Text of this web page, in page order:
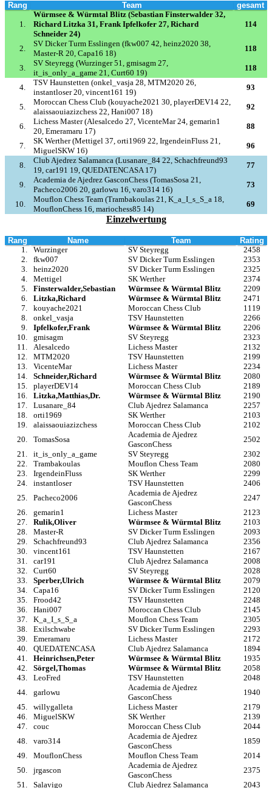
Rang Team gesamt
1.
Würmsee & Würmtal Blitz (Sebastian Finsterwalder 32,
Richard Litzka 31, Frank Ipfelkofer 27, Richard
Schneider 24)
114
2.
SV Dicker Turm Esslingen (fkw007 42, heinz2020 38,
Master-R 20, Capa16 18)
118
3.
SV Steyregg (Wurzinger 51, gmisagm 27,
it_is_only_a_game 21, Curt60 19)
118
4.
TSV Haunstetten (onkel_vasja 28, MTM2020 26,
instantloser 20, vincent161 19)
93
5.
Moroccan Chess Club (kouyache2021 30, playerDEV14 22,
alaissaouiazizchess 22, Hani007 18)
92
6.
Lichess Master (Alesalcedo 27, VicenteMar 24, gemarin1
20, Emeramaru 17)
88
7.
SK Werther (Mettigel 37, orti1969 22, IrgendeinFluss 21,
MiguelSKW 16)
96
8.
Club Ajedrez Salamanca (Lusanare_84 22, Schachfreund93
19, car191 19, QUEDATENCASA 17)
77
9.
Academia de Ajedrez GasconChess (TomasSosa 21,
Pacheco2006 20, garlowu 16, varo314 16)
73
10.
Mouflon Chess Team (Trambakoulas 21, K_a_I_s_S_a 18,
MouflonChess 16, mariochess85 14)
69
Einzelwertung
Rang Name Team
Rating
1.
Wurzinger SV Steyregg
2458
2.
fkw007 SV Dicker Turm Esslingen
2353
3.
heinz2020 SV Dicker Turm Esslingen
2325
4.
Mettigel SK Werther
2374
5.
Finsterwalder,Sebastian Würmsee & Würmtal Blitz
2209
6.
Litzka,Richard Würmsee & Würmtal Blitz
2471
7.
kouyache2021 Moroccan Chess Club
1119
8.
onkel_vasja TSV Haunstetten
2266
9.
Ipfelkofer,Frank Würmsee & Würmtal Blitz
2206
10.
gmisagm SV Steyregg
2323
11.
Alesalcedo Lichess Master
2132
12.
MTM2020 TSV Haunstetten
2199
13.
VicenteMar Lichess Master
2234
14.
Schneider,Richard Würmsee & Würmtal Blitz
2080
15.
playerDEV14 Moroccan Chess Club
2189
16.
Litzka,Matthias,Dr. Würmsee & Würmtal Blitz
2190
17.
Lusanare_84 Club Ajedrez Salamanca
2257
18.
orti1969 SK Werther
2103
19.
alaissaouiazizchess Moroccan Chess Club
2102
20.
TomasSosa
Academia de Ajedrez
GasconChess
2502
21.
it_is_only_a_game SV Steyregg
2302
22.
Trambakoulas Mouflon Chess Team
2080
23.
IrgendeinFluss SK Werther
2299
24.
instantloser TSV Haunstetten
2406
25.
Pacheco2006
Academia de Ajedrez
GasconChess
2247
26.
gemarin1 Lichess Master
2123
27.
Rulik,Oliver Würmsee & Würmtal Blitz
2103
28.
Master-R SV Dicker Turm Esslingen
2093
29.
Schachfreund93 Club Ajedrez Salamanca
2356
30.
vincent161 TSV Haunstetten
2167
31.
car191 Club Ajedrez Salamanca
2008
32.
Curt60 SV Steyregg
2028
33.
Sperber,Ulrich Würmsee & Würmtal Blitz
2079
34.
Capa16 SV Dicker Turm Esslingen
2120
35.
Frood42 TSV Haunstetten
2248
36.
Hani007 Moroccan Chess Club
2145
37.
K_a_I_s_S_a Mouflon Chess Team
2305
38.
Exilschwabe SV Dicker Turm Esslingen
2293
39.
Emeramaru Lichess Master
2172
40.
QUEDATENCASA Club Ajedrez Salamanca
1894
41.
Heinrichsen,Peter Würmsee & Würmtal Blitz
1935
42.
Sörgel,Thomas Würmsee & Würmtal Blitz
2058
43.
LeoFred TSV Haunstetten
2048
44.
garlowu
Academia de Ajedrez
GasconChess
1940
45.
willygalleta Lichess Master
2179
46.
MiguelSKW SK Werther
2139
47.
couc Moroccan Chess Club
2044
48.
varo314
Academia de Ajedrez
GasconChess
1859
49.
MouflonChess Mouflon Chess Team
2014
50.
jrgascon
Academia de Ajedrez
GasconChess
2375
51.
Salavigo Club Ajedrez Salamanca 2043